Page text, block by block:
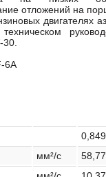
отложений на
двигателях
6A
мм²/с
58,77